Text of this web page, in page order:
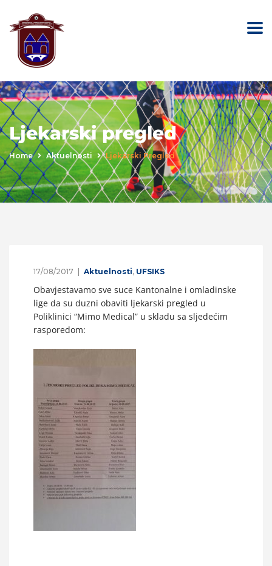
Ljekarski pregled
Home Aktuelnosti Ljekarski Pregled
17/08/2017 Aktuelnosti, UFSIKS
Obavjestavamo sve suce Kantonalne i omladinske
lige da su duzni obaviti ljekarski pregled u
Poliklinici “Mimo Medical” u skladu sa sljedećim
rasporedom: